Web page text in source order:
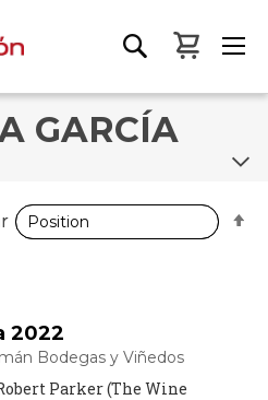
Mon
GARCÍA
2022
Bodegas y Viñedos
Parker (The Wine